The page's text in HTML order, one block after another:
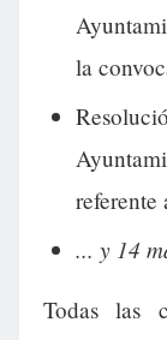
la
referente
... y 14
Todas las